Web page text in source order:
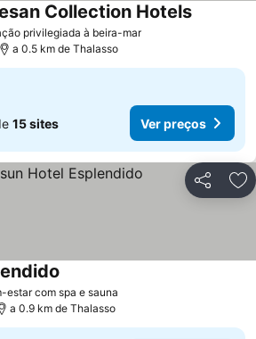
privilegiada à beira-mar
Collection Hotels
a 0.5 km de Thalasso
15 sites Ver preços
Partilhar
estar com spa e sauna
a 0.9 km de Thalasso